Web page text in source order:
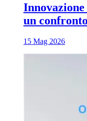
un
15 Mag 2026